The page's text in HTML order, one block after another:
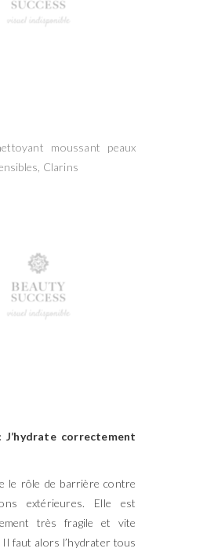
moussant peaux
Clarins
J’hydrate correctement
le rôle de barrière contre
extérieures. Elle est
très fragile et vite
faut alors l’hydrater tous